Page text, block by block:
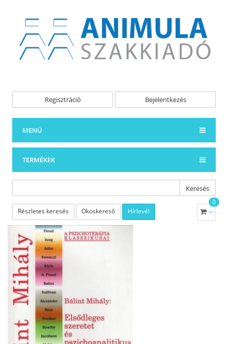
Regisztráció Bejelentkezés
MENÜ
TERMÉKEK
Keresés
Részletes keresés Okoskereső Hírlevél
0